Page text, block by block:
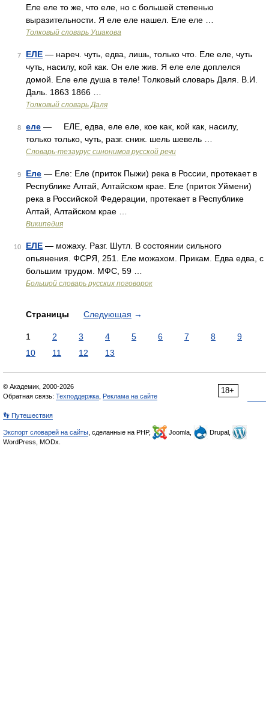
Еле еле то же, что еле, но с большей степенью
выразительности. Я еле еле нашел. Еле еле …
Толковый словарь Ушакова
7 ЕЛЕ — нареч. чуть, едва, лишь, только что. Еле еле, чуть
чуть, насилу, кой как. Он еле жив. Я еле еле доплелся
домой. Еле еле душа в теле! Толковый словарь Даля. В.И.
Даль. 1863 1866 …
Толковый словарь Даля
8 еле — ЕЛЕ, едва, еле еле, кое как, кой как, насилу,
только только, чуть, разг. сниж. шель шевель …
Словарь-тезаурус синонимов русской речи
9 Еле — Еле: Еле (приток Пыжи) река в России, протекает в
Республике Алтай, Алтайском крае. Еле (приток Уймени)
река в Российской Федерации, протекает в Республике
Алтай, Алтайском крае …
Википедия
10 ЕЛЕ — можаху. Разг. Шутл. В состоянии сильного
опьянения. ФСРЯ, 251. Еле можахом. Прикам. Едва едва, с
большим трудом. МФС, 59 …
Большой словарь русских поговорок
Страницы Следующая →
1 2 3 4 5 6 7 8
9
10
11 12 13
18+
© Академик, 2000-2026
Обратная связь: Техподдержка Реклама на сайте
👣 Путешествия
Экспорт словарей на сайты , сделанные на PHP, Joomla,
Drupal,
WordPress, MODx.